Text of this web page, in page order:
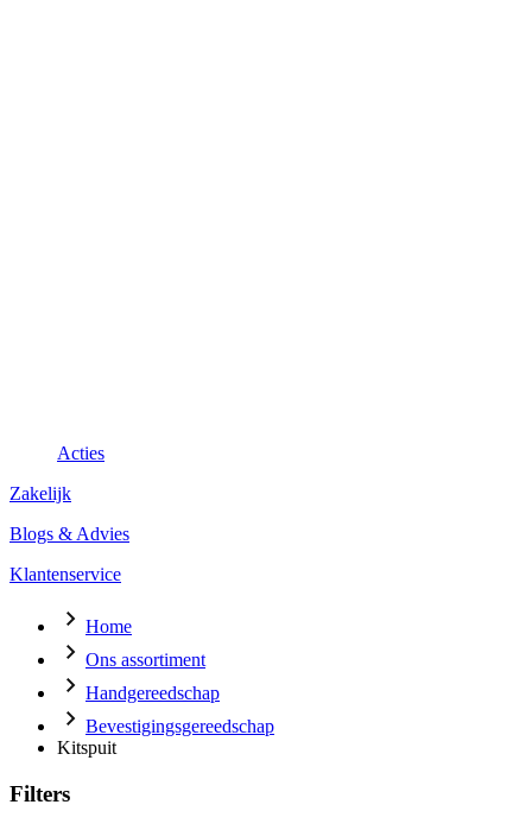
Acties
Zakelijk
Blogs & Advies
Klantenservice
Home
Ons assortiment
Handgereedschap
Bevestigingsgereedschap
Kitspuit
Filters